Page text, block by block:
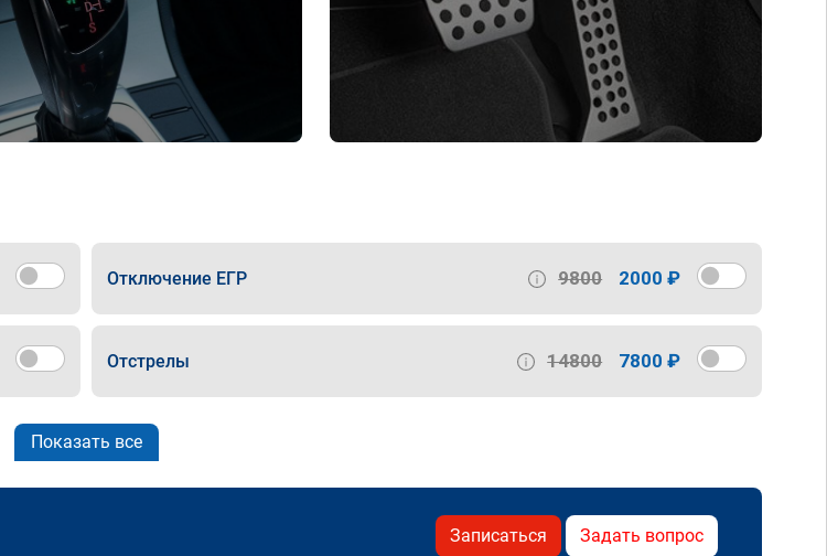
Отключение ЕГР 9800 2000 ₽
Отстрелы 14800 7800 ₽
Показать все
Записаться Задать вопрос